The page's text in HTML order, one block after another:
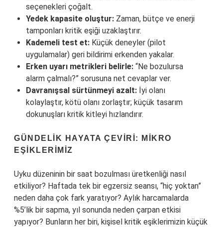
seçenekleri çoğalt.
Yedek kapasite oluştur: Zaman, bütçe ve enerji
tamponları kritik eşiği uzaklaştırır.
Kademeli test et: Küçük deneyler (pilot
uygulamalar) geri bildirimi erkenden yakalar.
Erken uyarı metrikleri belirle: “Ne bozulursa
alarm çalmalı?” sorusuna net cevaplar ver.
Davranışsal sürtünmeyi azalt: İyi olanı
kolaylaştır, kötü olanı zorlaştır; küçük tasarım
dokunuşları kritik kitleyi hızlandırır.
GÜNDELIK HAYATA ÇEVIRI: MIKRO
EŞIKLERIMIZ
Uyku düzeninin bir saat bozulması üretkenliği nasıl
etkiliyor? Haftada tek bir egzersiz seansı, “hiç yoktan”
neden daha çok fark yaratıyor? Aylık harcamalarda
%5’lik bir sapma, yıl sonunda neden çarpan etkisi
yapıyor? Bunların her biri, kişisel kritik eşiklerimizin küçük